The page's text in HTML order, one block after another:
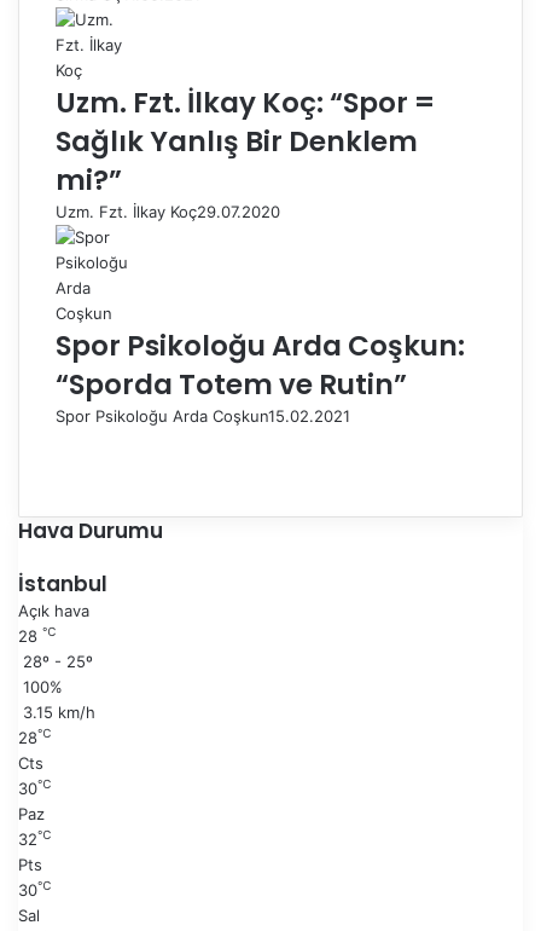
Uzm. Fzt. İlkay Koç: “Spor =
Sağlık Yanlış Bir Denklem
mi?”
Uzm. Fzt. İlkay Koç29.07.2020
Spor Psikoloğu Arda Coşkun:
“Sporda Totem ve Rutin”
Spor Psikoloğu Arda Coşkun15.02.2021
e
k
s
a
a
n
k
i
y
f
Hava Durumu
İstanbul
Açık hava
28 ℃
28º - 25º
100%
3.15 km/h
28℃
Cts
30℃
Paz
32℃
Pts
30℃
Sal